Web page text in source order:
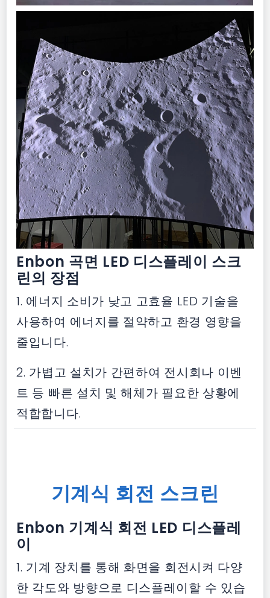
Enbon 곡면 LED 디스플레이 스크
린의 장점
1. 에너지 소비가 낮고 고효율 LED 기술을
사용하여 에너지를 절약하고 환경 영향을
줄입니다.
2. 가볍고 설치가 간편하여 전시회나 이벤
트 등 빠른 설치 및 해체가 필요한 상황에
적합합니다.
기계식 회전 스크린
Enbon 기계식 회전 LED 디스플레
이
1. 기계 장치를 통해 화면을 회전시켜 다양
한 각도와 방향으로 디스플레이할 수 있습